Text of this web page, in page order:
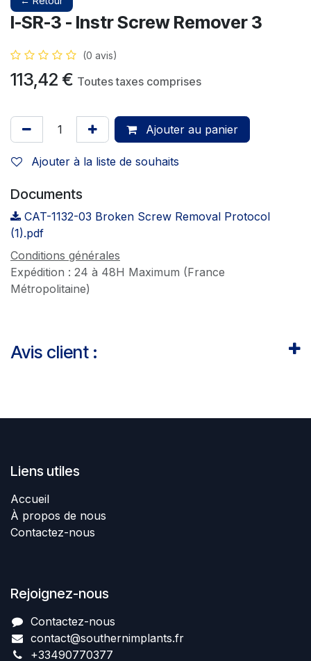
I-SR-3 - Instr Screw Remover 3
(0 avis)
113,42 € Toutes taxes comprises
Ajouter au panier
Ajouter à la liste de souhaits
Documents
CAT-1132-03 Broken Screw Removal Protocol
(1).pdf
Conditions générales
Expédition : 24 à 48H Maximum (France
Métropolitaine)
Avis client :
Liens utiles
Accueil
À propos de nous
Contactez-nous
Rejoignez-nous
Contactez-nous​
contact@southernimplant​​​s.fr
+334907​70377